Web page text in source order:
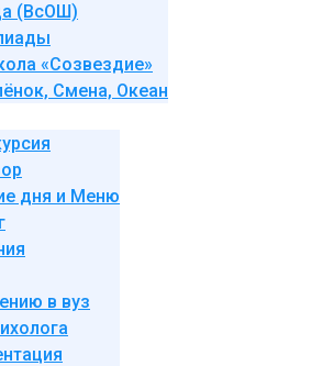
(ВсОШ)
«Созвездие»
Смена, Океан
дня и Меню
в вуз